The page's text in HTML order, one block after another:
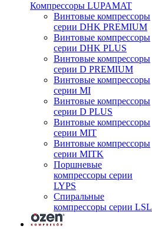
Компрессоры LUPAMAT
Винтовые компрессоры
серии DHK PREMIUM
Винтовые компрессоры
серии DHK PLUS
Винтовые компрессоры
серии D PREMIUM
Винтовые компрессоры
серии MI
Винтовые компрессоры
серии D PLUS
Винтовые компрессоры
серии MIT
Винтовые компрессоры
серии MITK
Поршневые
компрессоры серии
LYPS
Спиральные
компрессоры серии LSL